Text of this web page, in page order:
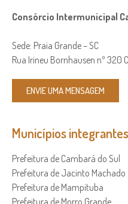
Consórcio Intermunicipal
Sede: Praia Grande – SC
Rua Irineu Bornhausen nº
ENVIE UMA MENSAGEM
Municípios integrantes
Prefeitura de Cambará do Sul
Prefeitura de Jacinto Machado
Prefeitura de Mampituba
Prefeitura de Morro Grande